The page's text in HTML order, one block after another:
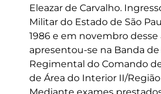
Eleazar de Carvalho.
Militar do Estado de São
1986 e em novembro desse
apresentou-se na Banda de
Regimental do Comando
de Área do Interior II/